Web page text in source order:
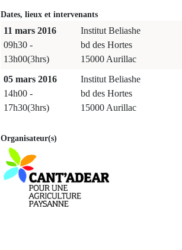
Dates, lieux et intervenants
11 mars 2016
09h30 -
13h00(3hrs)
Institut Beliashe
bd des Hortes
15000 Aurillac
05 mars 2016
14h00 -
17h30(3hrs)
Institut Beliashe
bd des Hortes
15000 Aurillac
Organisateur(s)